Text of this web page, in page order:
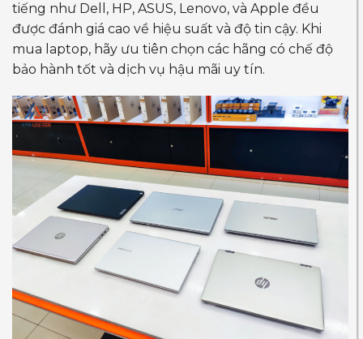
tiếng như Dell, HP, ASUS, Lenovo, và Apple đều
được đánh giá cao về hiệu suất và độ tin cậy. Khi
mua laptop, hãy ưu tiên chọn các hãng có chế độ
bảo hành tốt và dịch vụ hậu mãi uy tín.